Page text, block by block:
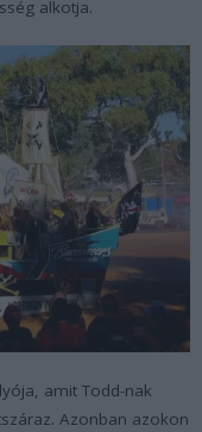
alkotja.
amit Todd-nak
Azonban azokon